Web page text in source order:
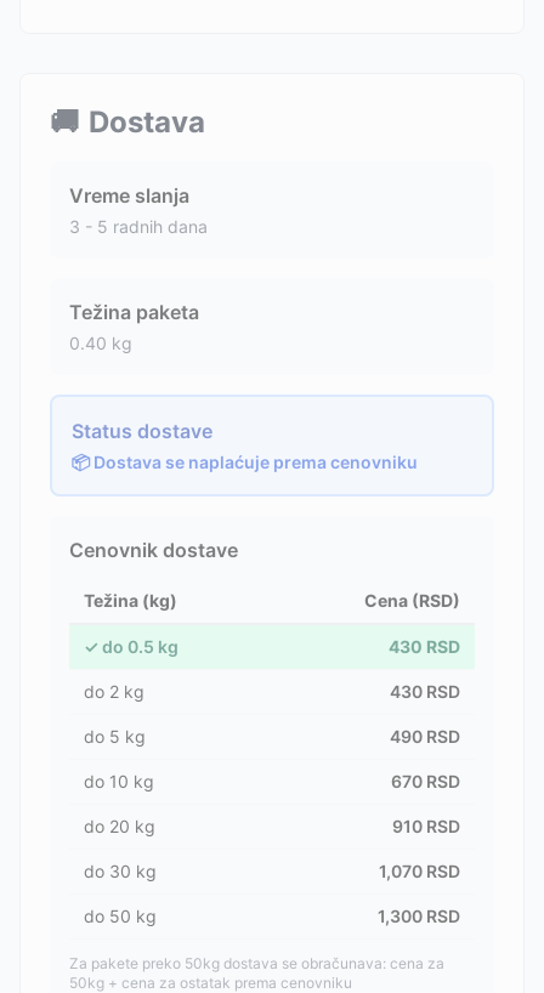
🚚 Dostava
Vreme slanja
3 - 5 radnih dana
Težina paketa
0.40 kg
Status dostave
📦 Dostava se naplaćuje prema cenovniku
Cenovnik dostave
Težina (kg) Cena (RSD)
✓ do 0.5 kg 430 RSD
do 2 kg 430 RSD
do 5 kg 490 RSD
do 10 kg 670 RSD
do 20 kg 910 RSD
do 30 kg 1,070 RSD
do 50 kg 1,300 RSD
Za pakete preko 50kg dostava se obračunava: cena za
50kg + cena za ostatak prema cenovniku